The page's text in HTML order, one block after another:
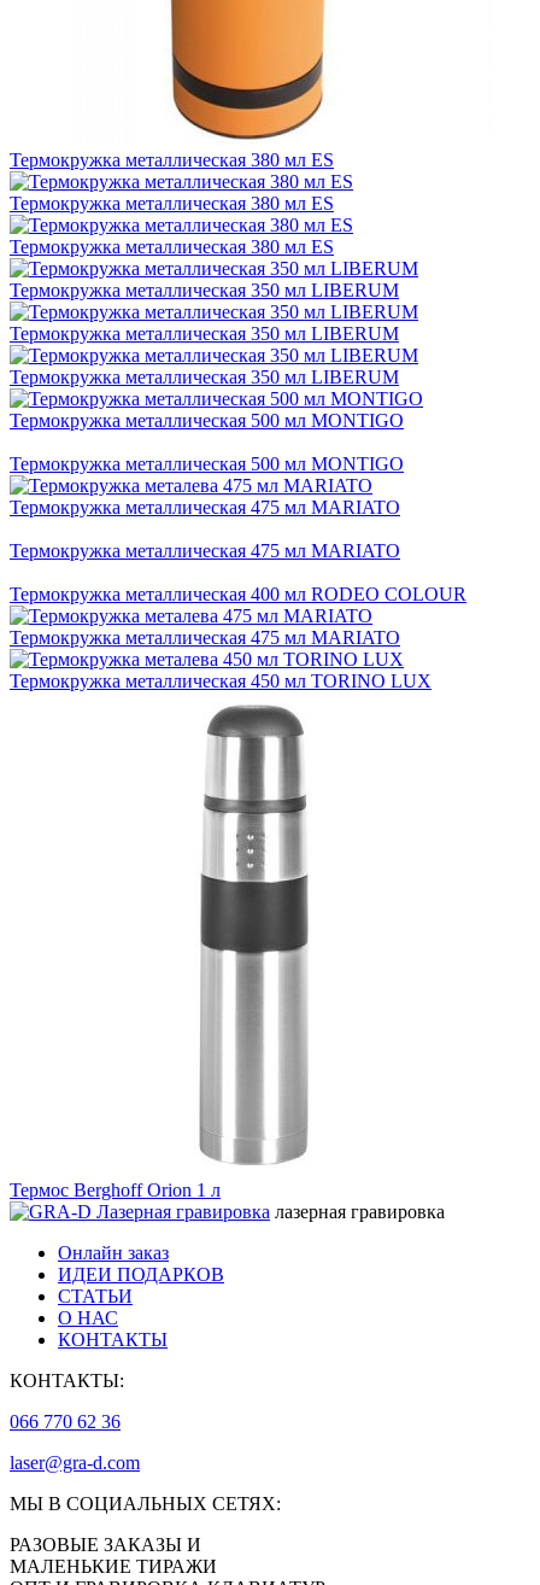
Термокружка металлическая 380 мл ES
Термокружка металлическая 380 мл ES
Термокружка металлическая 380 мл ES
Термокружка металлическая 350 мл LIBERUM
Термокружка металлическая 350 мл LIBERUM
Термокружка металлическая 350 мл LIBERUM
Термокружка металлическая 500 мл MONTIGO
Термокружка металлическая 500 мл MONTIGO
Термокружка металлическая 475 мл MARIATO
Термокружка металлическая 475 мл MARIATO
Термокружка металлическая 400 мл RODEO COLOUR
Термокружка металлическая 475 мл MARIATO
Термокружка металлическая 450 мл TORINO LUX
Термос Berghoff Orion 1 л
лазерная гравировка
Онлайн заказ
ИДЕИ ПОДАРКОВ
СТАТЬИ
О НАС
КОНТАКТЫ
КОНТАКТЫ:
066 770 62 36
laser@gra-d.com
МЫ В СОЦИАЛЬНЫХ СЕТЯХ:
РАЗОВЫЕ ЗАКАЗЫ И
МАЛЕНЬКИЕ ТИРАЖИ